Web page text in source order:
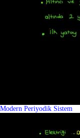
Modern Periyodik Sistem